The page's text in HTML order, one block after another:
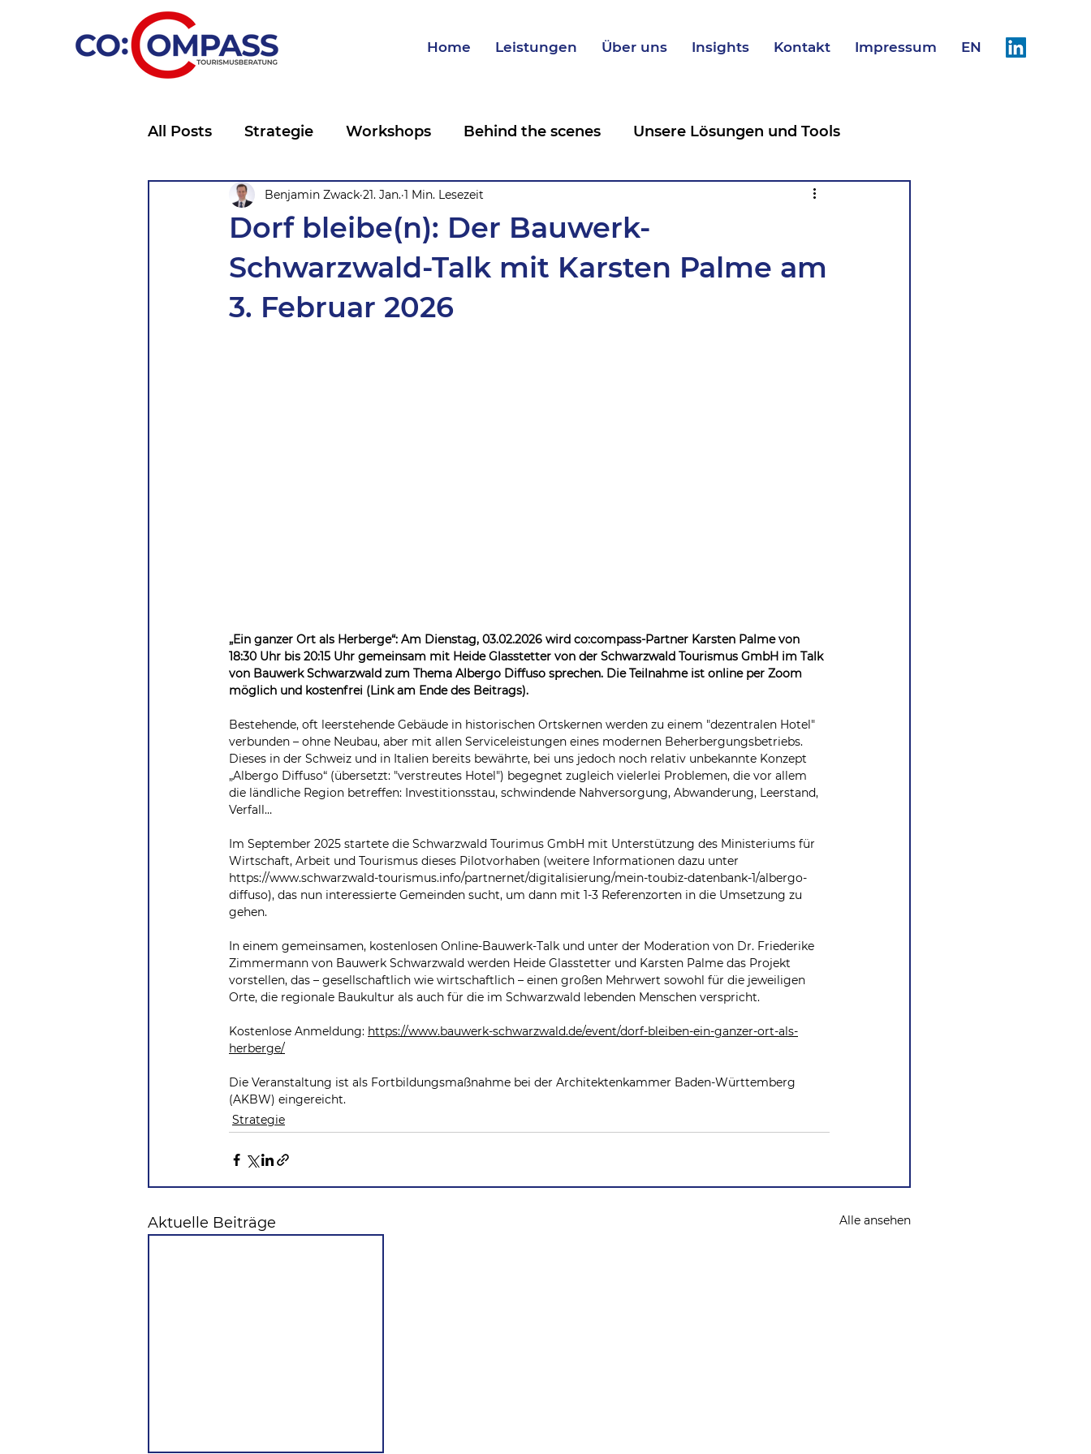
Home Leistungen Über uns Insights Kontakt Impressum EN
All Posts Strategie Workshops Behind the scenes Unsere Lösungen und Tools
Marketing Storytelling Im Interview
Dorf bleibe(n): Der Bauwerk-
Schwarzwald-Talk mit Karsten Palme am
3. Februar 2026
Benjamin Zwack 21. Jan. 1 Min. Lesezeit
„Ein ganzer Ort als Herberge“: Am Dienstag, 03.02.2026 wird co:compass-Partner Karsten Palme von
18:30 Uhr bis 20:15 Uhr gemeinsam mit Heide Glasstetter von der Schwarzwald Tourismus GmbH im Talk
von Bauwerk Schwarzwald zum Thema Albergo Diffuso sprechen. Die Teilnahme ist online per Zoom
möglich und kostenfrei (Link am Ende des Beitrags).
Bestehende, oft leerstehende Gebäude in historischen Ortskernen werden zu einem "dezentralen Hotel"
verbunden – ohne Neubau, aber mit allen Serviceleistungen eines modernen Beherbergungsbetriebs.
Dieses in der Schweiz und in Italien bereits bewährte, bei uns jedoch noch relativ unbekannte Konzept
„Albergo Diffuso“ (übersetzt: "verstreutes Hotel") begegnet zugleich vielerlei Problemen, die vor allem
die ländliche Region betreffen: Investitionsstau, schwindende Nahversorgung, Abwanderung, Leerstand,
Verfall…
Im September 2025 startete die Schwarzwald Tourimus GmbH mit Unterstützung des Ministeriums für
Wirtschaft, Arbeit und Tourismus dieses Pilotvorhaben (weitere Informationen dazu unter
https://www.schwarzwald-tourismus.info/partnernet/digitalisierung/mein-toubiz-datenbank-1/albergo-
diffuso), das nun interessierte Gemeinden sucht, um dann mit 1-3 Referenzorten in die Umsetzung zu
gehen.
In einem gemeinsamen, kostenlosen Online-Bauwerk-Talk und unter der Moderation von Dr. Friederike
Zimmermann von Bauwerk Schwarzwald werden Heide Glasstetter und Karsten Palme das Projekt
vorstellen, das – gesellschaftlich wie wirtschaftlich – einen großen Mehrwert sowohl für die jeweiligen
Orte, die regionale Baukultur als auch für die im Schwarzwald lebenden Menschen verspricht.
Kostenlose Anmeldung: https://www.bauwerk-schwarzwald.de/event/dorf-bleiben-ein-ganzer-ort-als-
herberge/
Die Veranstaltung ist als Fortbildungsmaßnahme bei der Architektenkammer Baden-Württemberg
(AKBW) eingereicht.
Strategie
Aktuelle Beiträge Alle ansehen